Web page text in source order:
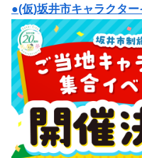
●(仮)坂井市キャラクタ